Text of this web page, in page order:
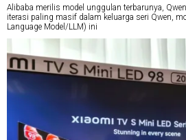
Alibaba merilis model unggulan terbarunya,
iterasi paling masif dalam keluarga seri Qwen,
Language Model/LLM) ini